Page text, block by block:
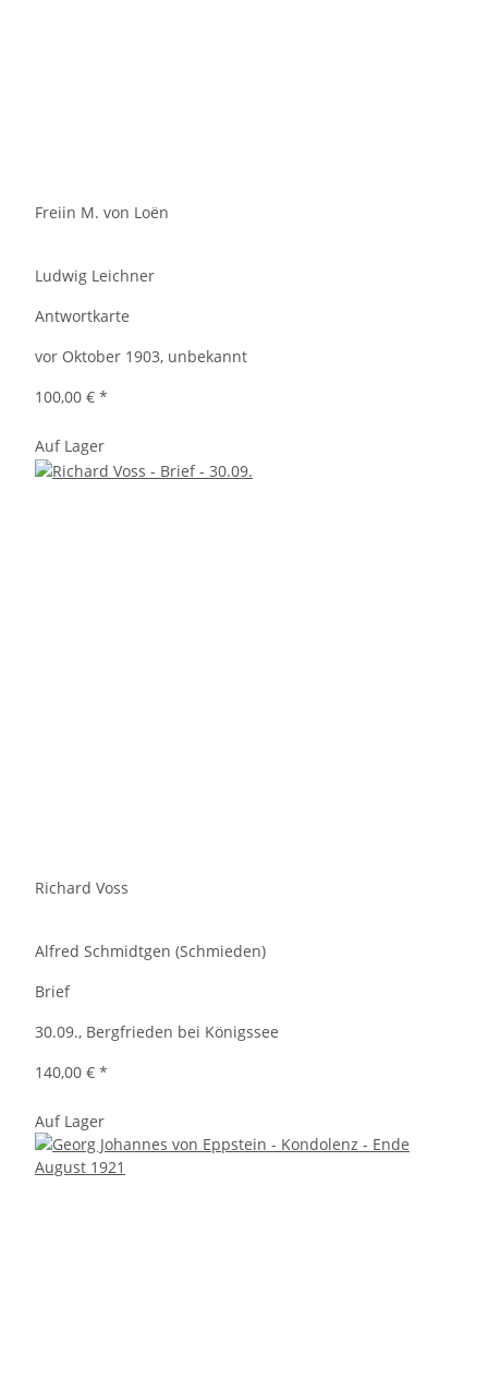
Freiin M. von Loën
Ludwig Leichner
Antwortkarte
vor Oktober 1903, unbekannt
100,00 € *
Auf Lager
Richard Voss
Alfred Schmidtgen (Schmieden)
Brief
30.09., Bergfrieden bei Königssee
140,00 € *
Auf Lager